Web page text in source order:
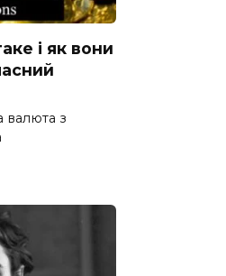
і як вони
валюта з